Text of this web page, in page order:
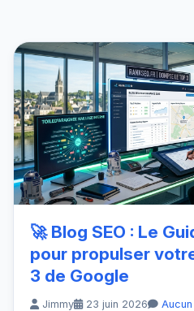
🚀 Blog SEO : Le
pour propulser
3 de Google
Jimmy 23 juin 2026